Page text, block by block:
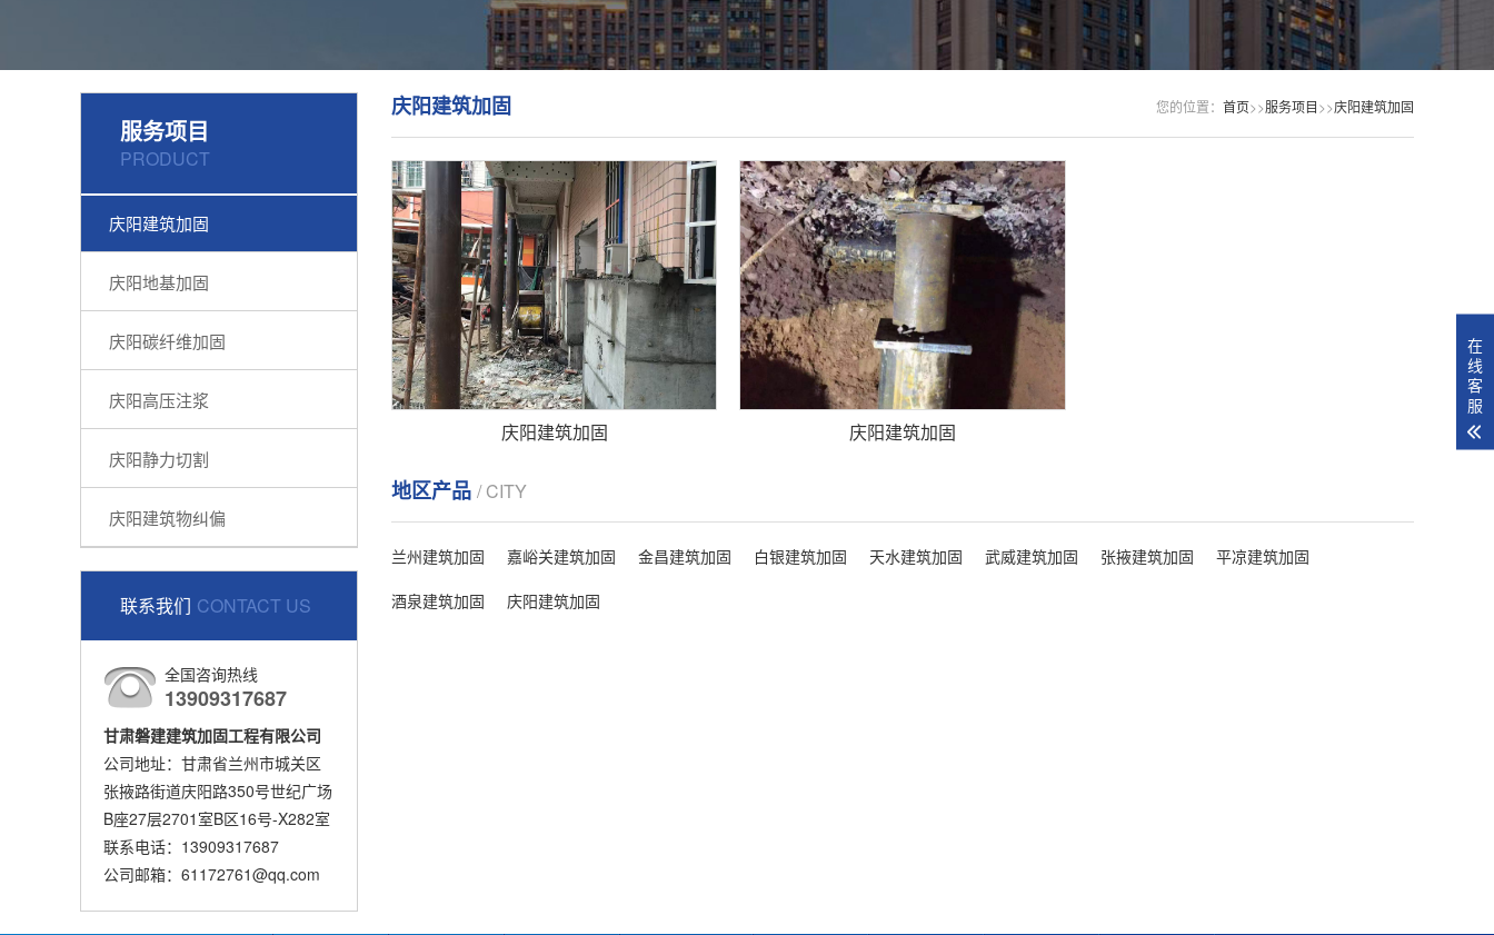
服务项目
PRODUCT
庆阳建筑加固
庆阳地基加固
庆阳碳纤维加固
庆阳高压注浆
庆阳静力切割
庆阳建筑物纠偏
联系我们 CONTACT US
全国咨询热线
13909317687
甘肃磐建建筑加固工程有限公司
公司地址：甘肃省兰州市城关区
张掖路街道庆阳路350号世纪广场
B座27层2701室B区16号-X282室
联系电话：13909317687
公司邮箱：61172761@qq.com
您的位置： 首页>>服务项目>>庆阳建筑加固
庆阳建筑加固
庆阳建筑加固 庆阳建筑加固
地区产品 / CITY
兰州建筑加固 嘉峪关建筑加固 金昌建筑加固 白银建筑加固 天水建筑加固 武威建筑加固 张掖建筑加固
平凉建筑加固
酒泉建筑加固
庆阳建筑加固
在
线
客
服